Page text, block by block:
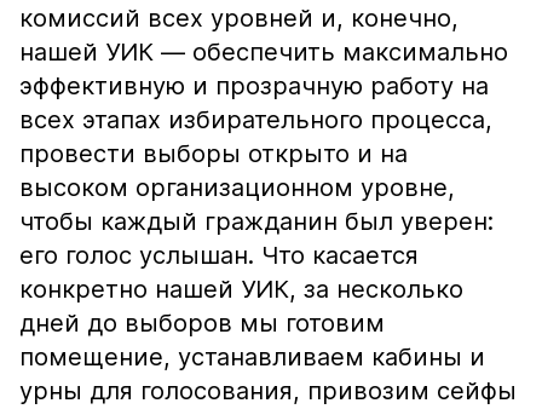
комиссий всех уровней и, конечно,
нашей УИК — обеспечить максимально
эффективную и прозрачную работу на
всех этапах избирательного процесса,
провести выборы открыто и на
высоком организационном уровне,
чтобы каждый гражданин был уверен:
его голос услышан. Что касается
конкретно нашей УИК, за несколько
дней до выборов мы готовим
помещение, устанавливаем кабины и
урны для голосования, привозим сейфы